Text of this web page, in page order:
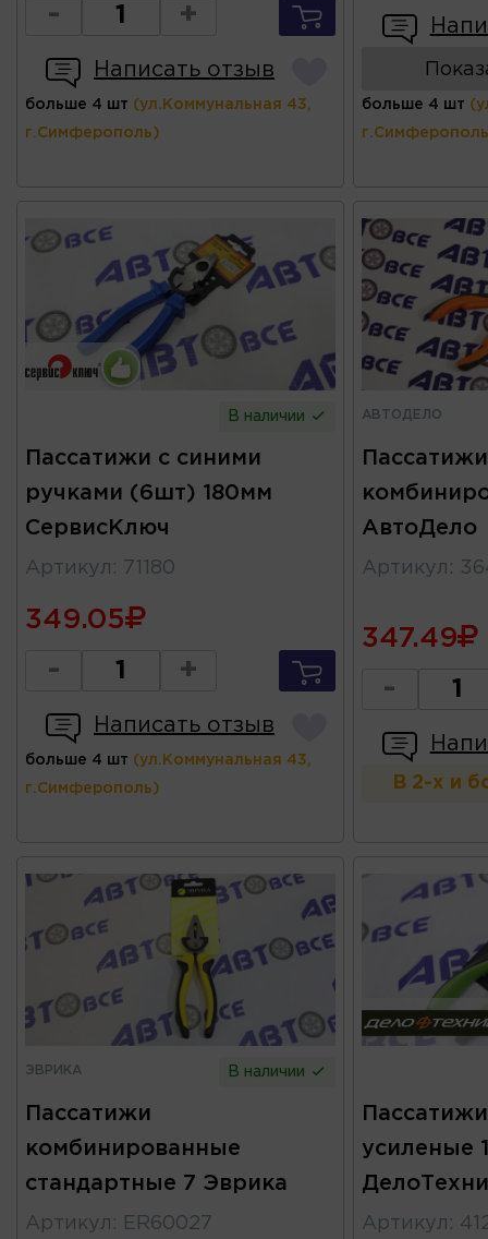
- +
Написать отзыв
больше 4 шт (ул.Коммунальная 43,
г.Симферополь)
больше 4 шт
В наличии
Пассатижи с синими
ручками (6шт) 180мм
СервисКлюч
Артикул : 71180
349.05
- +
Написать отзыв
больше 4 шт (ул.Коммунальная 43,
г.Симферополь)
АВТОДЕЛО
Пассатижи
АвтоДело
Артикул :
347.49
-
В 2-х и
ЭВРИКА В наличии
Пассатижи
комбинированные
стандартные 7 Эврика
Артикул : ER60027
усиленые
Артикул :